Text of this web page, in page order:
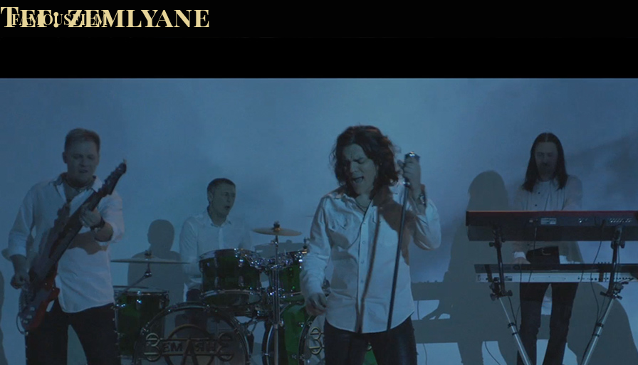
FAMOUSFILM
Тег:zemlyane